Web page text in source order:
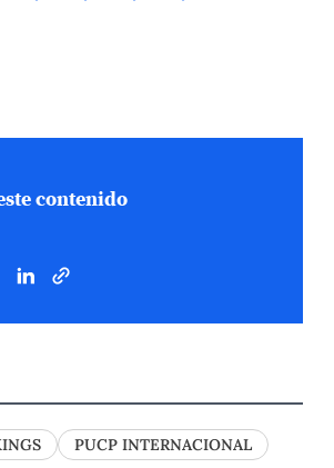
contenido
PUCP INTERNACIONAL